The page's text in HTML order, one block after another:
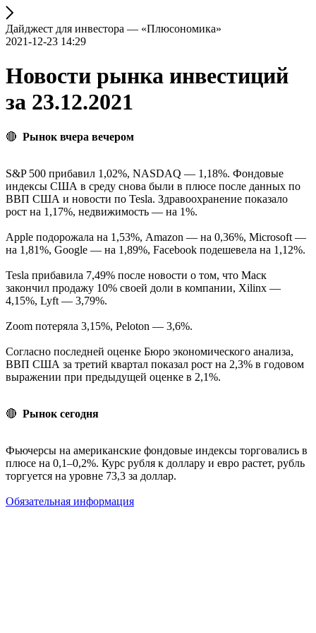
Дайджест для инвестора — «Плюсономика»
2021-12-23 14:29
Новости рынка инвестиций
за 23.12.2021
🔴 Рынок вчера вечером
S&P 500 прибавил 1,02%, NASDAQ — 1,18%. Фондовые
индексы США в среду снова были в плюсе после данных по
ВВП США и новости по Tesla. Здравоохранение показало
рост на 1,17%, недвижимость — на 1%.
Apple подорожала на 1,53%, Amazon — на 0,36%, Microsoft —
на 1,81%, Google — на 1,89%, Facebook подешевела на 1,12%.
Tesla прибавила 7,49% после новости о том, что Маск
закончил продажу 10% своей доли в компании, Xilinx —
4,15%, Lyft — 3,79%.
Zoom потеряла 3,15%, Peloton — 3,6%.
Согласно последней оценке Бюро экономического анализа,
ВВП США за третий квартал показал рост на 2,3% в годовом
выражении при предыдущей оценке в 2,1%.
🔴 Рынок сегодня
Фьючерсы на американские фондовые индексы торговались в
плюсе на 0,1–0,2%. Курс рубля к доллару и евро растет, рубль
торгуется на уровне 73,3 за доллар.
Обязательная информация